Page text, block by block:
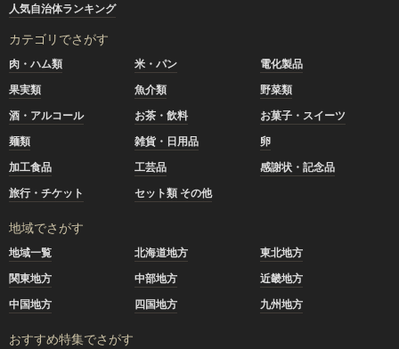
人気自治体ランキング
カテゴリでさがす
肉・ハム類 米・パン
電化製品
果実類
魚介類
野菜類
酒・アルコール
お茶・飲料
お菓子・スイーツ
麺類
雑貨・日用品
卵
加工食品
工芸品
感謝状・記念品
旅行・チケット
セット類 その他
地域でさがす
地域一覧 北海道地方
東北地方
関東地方
中部地方
近畿地方
中国地方
四国地方 九州地方
おすすめ特集でさがす